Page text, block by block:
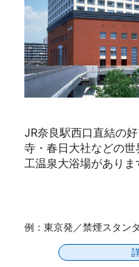
JR奈良駅西口直結の
寺・春日大社などの
工温泉大浴場がありま
例：東京発／禁煙スタン